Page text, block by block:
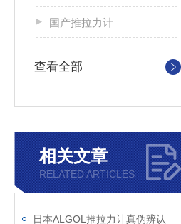
国产推拉力计
查看全部
相关文章
RELATED ARTICLES
日本ALGOL推拉力计真伪辨认